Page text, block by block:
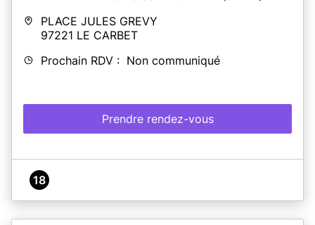
PLACE JULES GREVY
97221 LE CARBET
Prochain RDV : Non communiqué
Prendre rendez-vous
18